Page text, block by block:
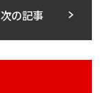
次の記事